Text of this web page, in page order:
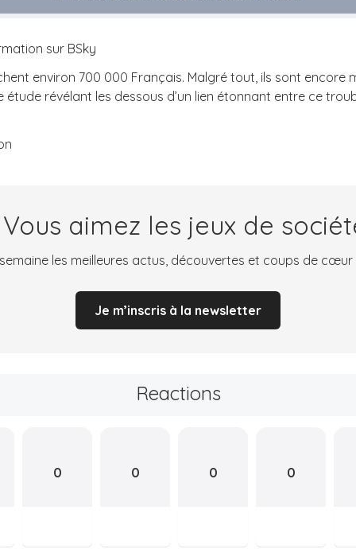
sur BSky
environ 700 000 Français. Malgré tout, ils sont encore
révélant les dessous d’un lien étonnant entre ce
aimez les jeux de
les meilleures actus, découvertes et coups de
Je m’inscris à la newsletter
Reactions
0 0 0 0